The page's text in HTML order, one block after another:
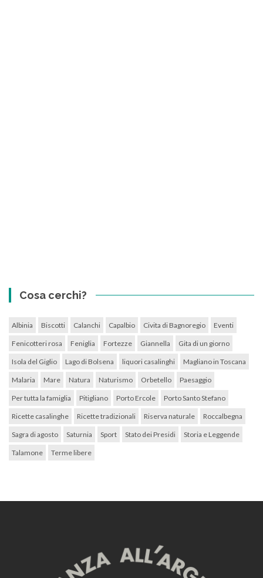
Cosa cerchi?
Albinia Biscotti Calanchi Capalbio Civita di Bagnoregio Eventi
Fenicotteri rosa Feniglia Fortezze Giannella Gita di un giorno
Isola del Giglio Lago di Bolsena liquori casalinghi Magliano in Toscana
Malaria Mare Natura Naturismo Orbetello Paesaggio
Per tutta la famiglia Pitigliano Porto Ercole Porto Santo Stefano
Ricette casalinghe Ricette tradizionali Riserva naturale Roccalbegna
Sagra di agosto Saturnia Sport Stato dei Presidi Storia e Leggende
Talamone Terme libere